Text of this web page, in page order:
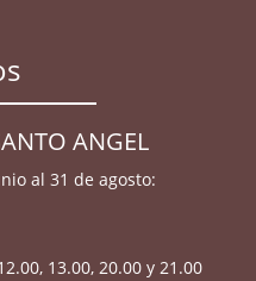
ANGEL
al 31 de agosto:
13.00, 20.00 y 21.00